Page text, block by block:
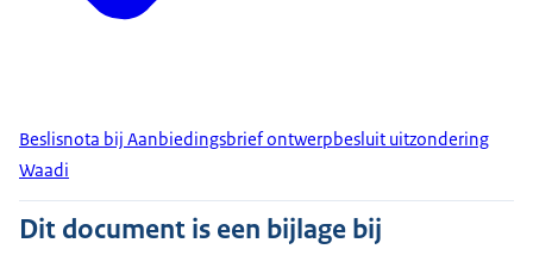
Beslisnota bij Aanbiedingsbrief ontwerpbesluit uitzondering
Waadi
Dit document is een bijlage bij